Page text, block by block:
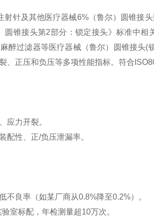
射针及其他医疗器械6%（鲁尔）圆锥接头
圆锥接头第2部分：锁定接头》标准中相
醉过滤器等医疗器械（鲁尔）圆锥接头(
正压和负压等多项性能指标。符合
应力开裂。
配性、正/负压泄漏率。
不良率（如某厂商从0.8%降至0.2%）
。
验室标配，年检测量超10万次。